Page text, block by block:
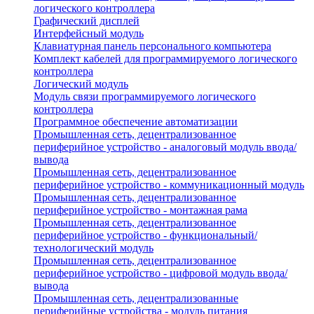
логического контроллера
Графический дисплей
Интерфейсный модуль
Клавиатурная панель персонального компьютера
Комплект кабелей для программируемого логического
контроллера
Логический модуль
Модуль связи программируемого логического
контроллера
Программное обеспечение автоматизации
Промышленная сеть, децентрализованное
периферийное устройство - аналоговый модуль ввода/
вывода
Промышленная сеть, децентрализованное
периферийное устройство - коммуникационный модуль
Промышленная сеть, децентрализованное
периферийное устройство - монтажная рама
Промышленная сеть, децентрализованное
периферийное устройство - функциональный/
технологический модуль
Промышленная сеть, децентрализованное
периферийное устройство - цифровой модуль ввода/
вывода
Промышленная сеть, децентрализованные
периферийные устройства - модуль питания